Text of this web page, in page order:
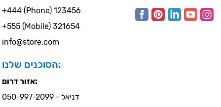
+444 (Phone) 123456
+555 (Mobile) 321654
info@store.com
הסוכנים שלנו:
אזור דרום:
דניאל - 050-997-2099